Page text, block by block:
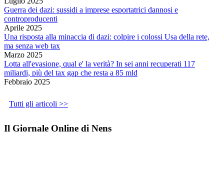
Guerra dei dazi: sussidi a imprese esportatrici dannosi e
controproducenti
Aprile 2025
Una risposta alla minaccia di dazi: colpire i colossi Usa della rete,
ma senza web tax
Marzo 2025
Lotta all'evasione, qual e' la verità? In sei anni recuperati 117
miliardi, più del tax gap che resta a 85 mld
Febbraio 2025
Tutti gli articoli >>
Il Giornale Online di Nens